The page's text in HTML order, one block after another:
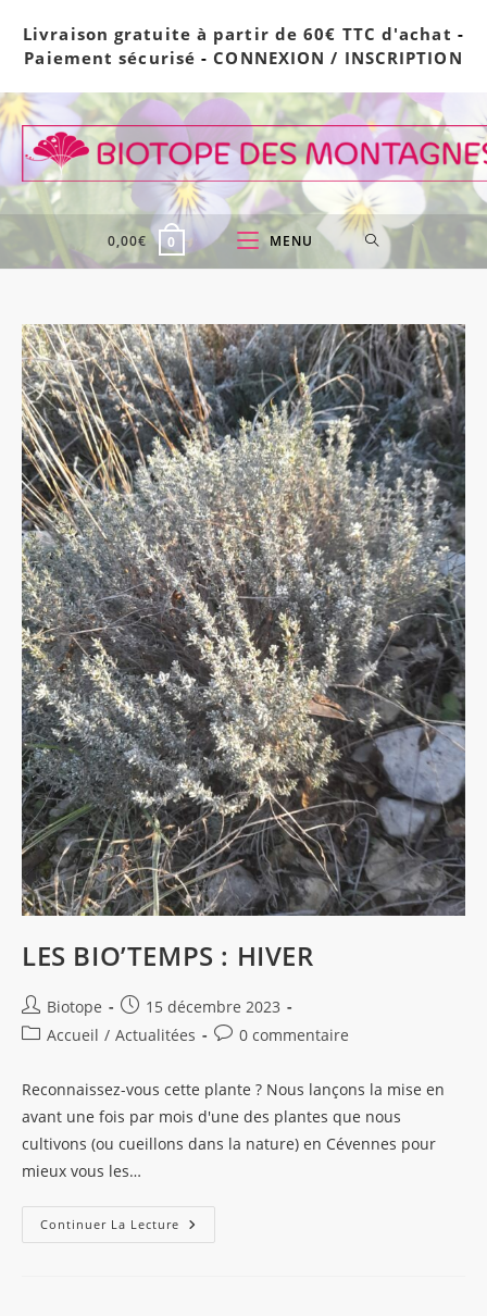
content
Livraison gratuite à partir de 60€ TTC d'achat -
Paiement sécurisé - CONNEXION / INSCRIPTION
0,00€ 0 MENU
LES BIO’TEMPS : HIVER
Auteur/autrice
de
Biotope
Publication
publiée :
15 décembre 2023
PostAccueil / Actualitées
Commentaires
la
0 commentaire
Reconnaissez-vous cette plante ? Nous lançons la mise en
avant une fois par mois d'une des plantes que nous
cultivons (ou cueillons dans la nature) en Cévennes pour
mieux vous les…
Continuer La Lecture LES
BIO’TEMPS